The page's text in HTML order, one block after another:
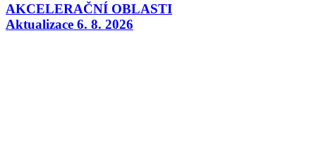
AKCELERAČNÍ OBLASTI
Aktualizace 6. 8. 2026